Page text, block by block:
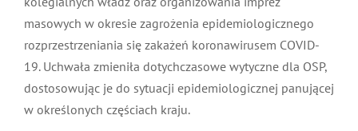
Symbole
Media
MDP i DDP
OTWP
Kultura
Orkiestry
Sport
System OSP
Forum
masowych w okresie zagrożenia epidemiologicznego
rozprzestrzeniania się zakażeń koronawirusem COVID-
19. Uchwała zmieniła dotychczasowe wytyczne dla OSP,
dostosowując je do sytuacji epidemiologicznej panującej
w określonych częściach kraju.